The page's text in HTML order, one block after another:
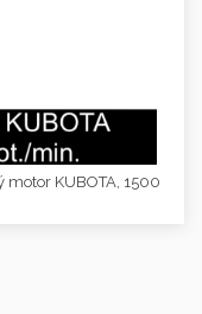
KUBOTA, 1500